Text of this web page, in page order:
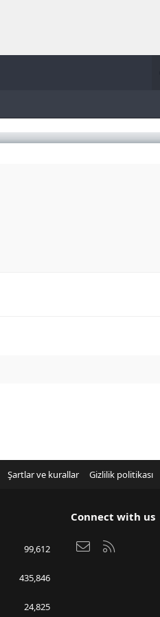
Şartlar ve kurallar Gizlilik politikası
99,612
435,846
24,825
Connect with us
Bize ulaşın